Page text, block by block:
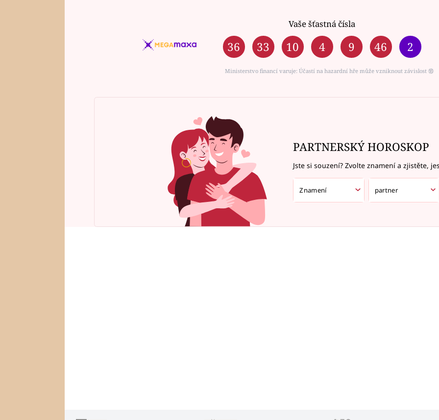
Vaše šťastná čísla
36 33 10 4 9 46 2
Ministerstvo financí varuje: Účastí na hazardní hře může vzniknout závislost ⑱
PARTNERSKÝ HOROSKOP
Jste si souzení? Zvolte znamení a zjistěte,